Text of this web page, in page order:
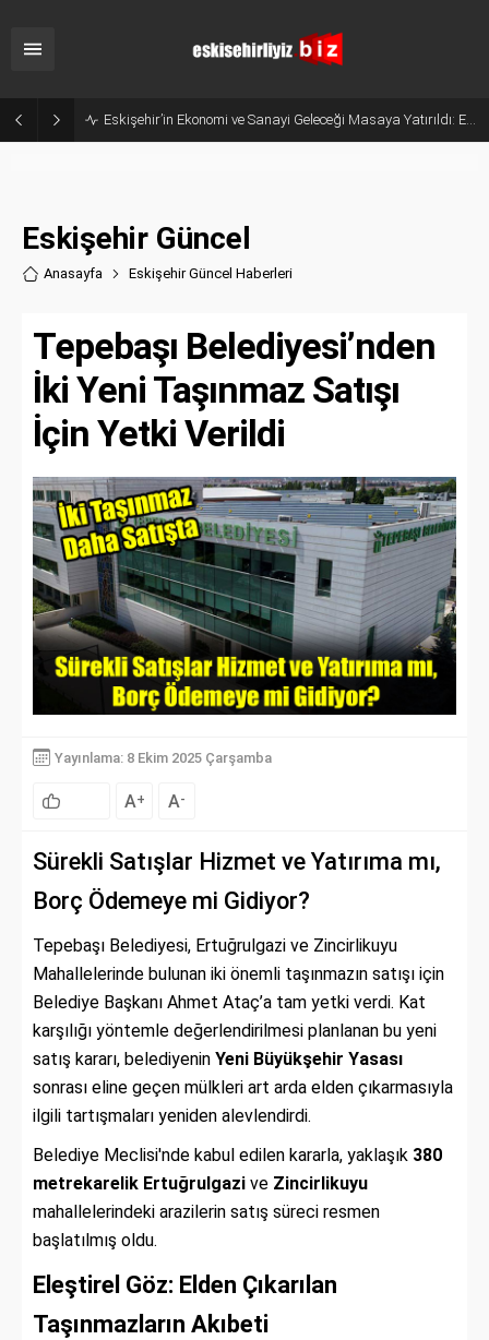
Belçika’dan Eskişehir’e Ticaret Köprüsü: Belediye Başkanı Emir Kır MÜSİAD’ı Ziyaret Etti
Eskişehir Güncel
Anasayfa Eskişehir Güncel Haberleri
Tepebaşı Belediyesi’nden
İki Yeni Taşınmaz Satışı
İçin Yetki Verildi
Yayınlama: 8 Ekim 2025 Çarşamba
A+ A-
Sürekli Satışlar Hizmet ve Yatırıma mı,
Borç Ödemeye mi Gidiyor?
Tepebaşı Belediyesi, Ertuğrulgazi ve Zincirlikuyu
Mahallelerinde bulunan iki önemli taşınmazın satışı için
Belediye Başkanı Ahmet Ataç’a tam yetki verdi. Kat
karşılığı yöntemle değerlendirilmesi planlanan bu yeni
satış kararı, belediyenin Yeni Büyükşehir Yasası
sonrası eline geçen mülkleri art arda elden çıkarmasıyla
ilgili tartışmaları yeniden alevlendirdi.
Belediye Meclisi'nde kabul edilen kararla, yaklaşık 380
metrekarelik Ertuğrulgazi ve Zincirlikuyu
mahallelerindeki arazilerin satış süreci resmen
başlatılmış oldu.
Eleştirel Göz: Elden Çıkarılan
Taşınmazların Akıbeti